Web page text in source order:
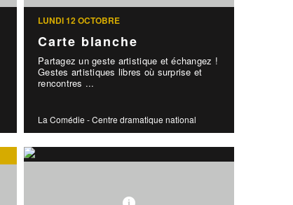
LUNDI 12 OCTOBRE
Carte blanche
Partagez un geste artistique et échangez !
Gestes artistiques libres où surprise et
rencontres ...
La Comédie - Centre dramatique national